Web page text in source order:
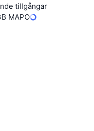
tillgångar
MAPO